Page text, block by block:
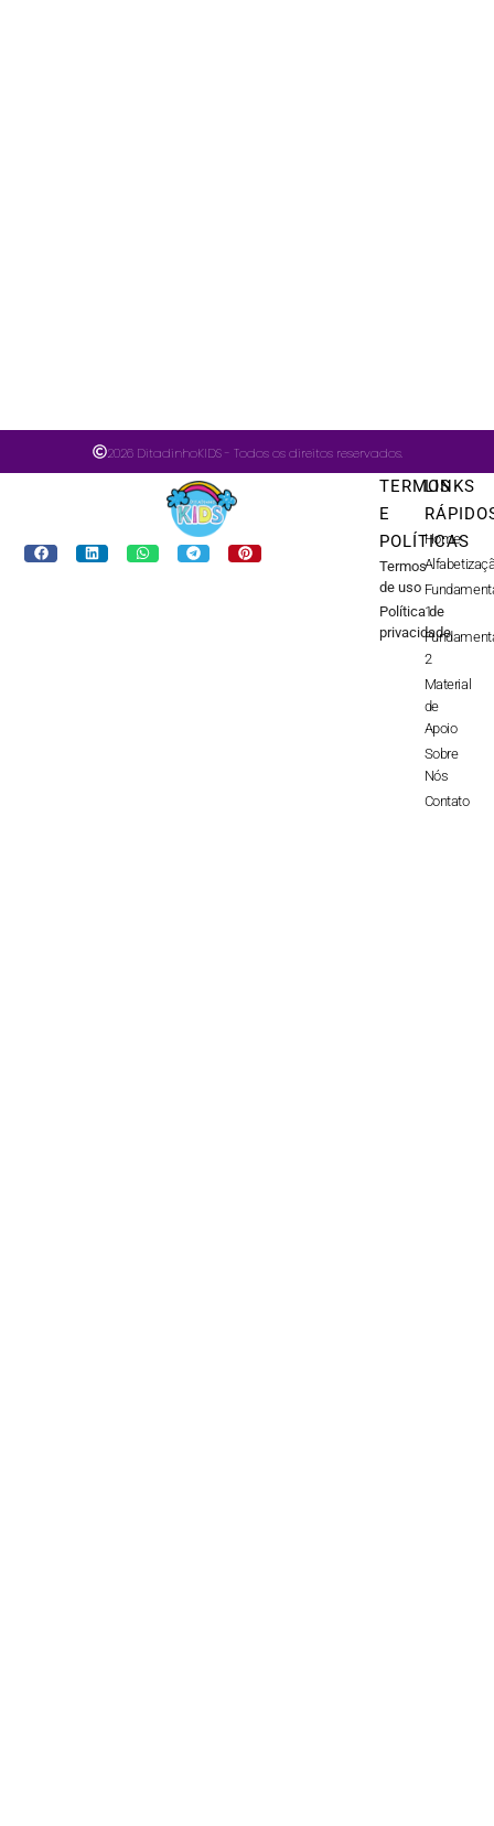
2026 DitadinhoKIDS - Todos os direitos reservados.
TERMOS
E
POLÍTICAS
Termos
de uso
Política de
privacidade
LINKS
Home
1
2
Material
de
Apoio
Sobre
Nós
Contato